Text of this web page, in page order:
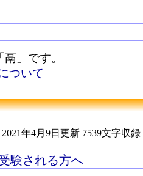
」です。
ついて
2021年4月9日更新 7539文字収録
験される方へ